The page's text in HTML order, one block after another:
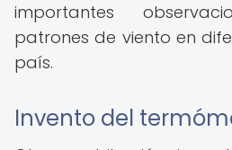
importantes
patrones de viento en
país.
Invento del